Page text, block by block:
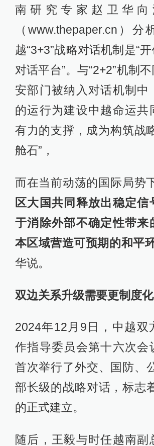
南研究专家赵卫华向
（www.thepaper.cn）分
越“3+3”战略对话机制是“
对话平台”。与“2+2”机制
安部门被纳入对话机制中
的运行为建设中越命运共
有力的支撑，成为构筑战
舱石”，
而在当前动荡的国际局势
区大国共同释放出稳定信
于消除外部不确定性带来
本区域营造可预期的和平
华说。
双边关系升级需要更制度
2024年12月9日，中越双
作指导委员会第十六次会
首次举行了外交、国防、
部长级的战略对话，标志
的正式建立。
随后，王毅与时任越南副